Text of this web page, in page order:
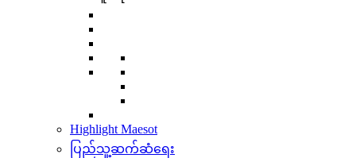
Highlight Maesot
ပြည်သူ့ဆက်ဆံရေး